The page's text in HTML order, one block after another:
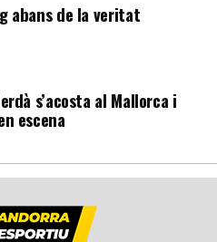
abans de la veritat
s’acosta al Mallorca i
escena